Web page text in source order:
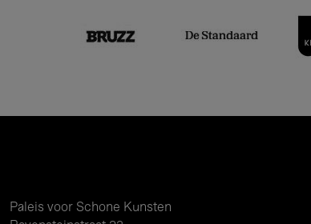
Paleis voor Schone Kunsten